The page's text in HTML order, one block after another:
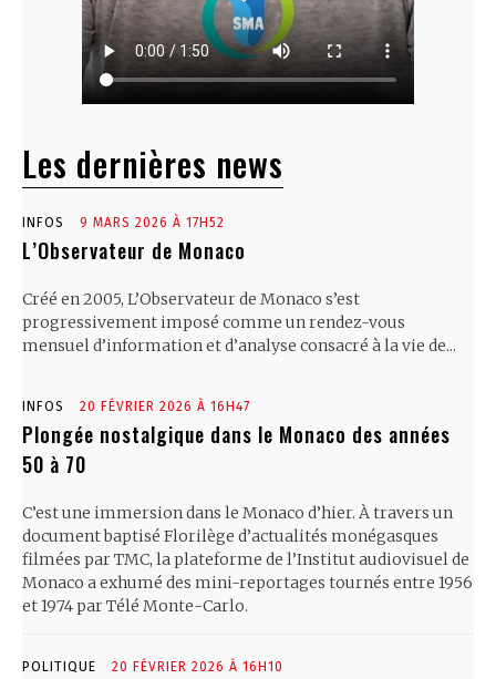
Les dernières news
INFOS 9 MARS 2026 À 17H52
L’Observateur de Monaco
Créé en 2005, L’Observateur de Monaco s’est
progressivement imposé comme un rendez-vous
mensuel d’information et d’analyse consacré à la vie de...
INFOS 20 FÉVRIER 2026 À 16H47
Plongée nostalgique dans le Monaco des années
50 à 70
C’est une immersion dans le Monaco d’hier. À travers un
document baptisé Florilège d’actualités monégasques
filmées par TMC, la plateforme de l’Institut audiovisuel de
Monaco a exhumé des mini-reportages tournés entre 1956
et 1974 par Télé Monte-Carlo.
POLITIQUE 20 FÉVRIER 2026 À 16H10